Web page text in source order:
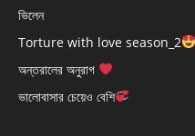
ভিলেন
Torture with love season_2
অন্তরালের অনুরাগ
ভালোবাসার চেয়েও বেশি